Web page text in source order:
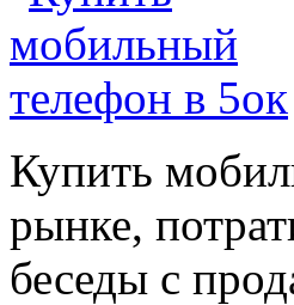
Купить
рынке,
беседы с